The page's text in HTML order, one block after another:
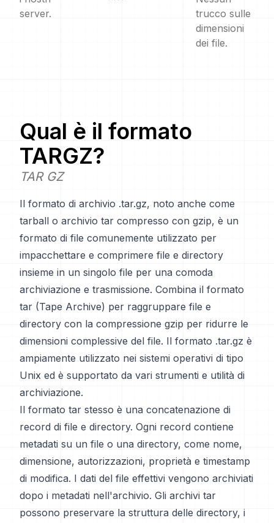
server.
trucco sulle
dimensioni
dei file.
Qual è il formato
TARGZ?
TAR GZ
Il formato di archivio .tar.gz, noto anche come
tarball o archivio tar compresso con gzip, è un
formato di file comunemente utilizzato per
impacchettare e comprimere file e directory
insieme in un singolo file per una comoda
archiviazione e trasmissione. Combina il formato
tar (Tape Archive) per raggruppare file e
directory con la compressione gzip per ridurre le
dimensioni complessive del file. Il formato .tar.gz è
ampiamente utilizzato nei sistemi operativi di tipo
Unix ed è supportato da vari strumenti e utilità di
archiviazione.
Il formato tar stesso è una concatenazione di
record di file e directory. Ogni record contiene
metadati su un file o una directory, come nome,
dimensione, autorizzazioni, proprietà e timestamp
di modifica. I dati del file effettivi vengono archiviati
dopo i metadati nell'archivio. Gli archivi tar
possono preservare la struttura delle directory, i